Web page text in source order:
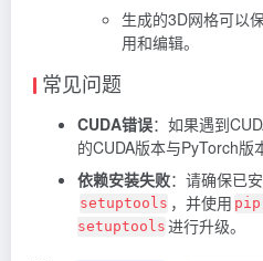
生成的3D网格可以
用和编辑。
常见问题
CUDA错误：如果遇到
的CUDA版本与PyTorch版
依赖安装失败：请确保已
setuptools ，并使用
setuptools 进行升级。